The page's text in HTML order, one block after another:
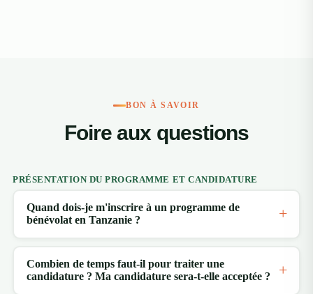
BON À SAVOIR
Foire aux questions
PRÉSENTATION DU PROGRAMME ET CANDIDATURE
Quand dois-je m'inscrire à un programme de
bénévolat en Tanzanie ?
Combien de temps faut-il pour traiter une
candidature ? Ma candidature sera-t-elle acceptée ?